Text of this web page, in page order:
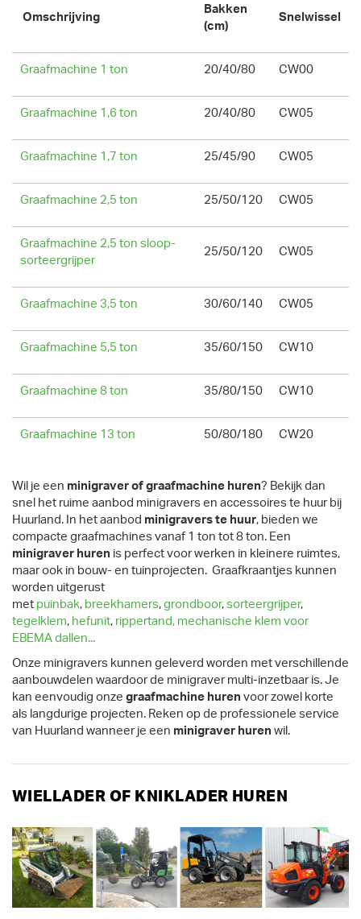
Omschrijving
Bakken
(cm)
Snelwissel
Graafmachine 1 ton 20/40/80 CW00
Graafmachine 1,6 ton 20/40/80 CW05
Graafmachine 1,7 ton 25/45/90 CW05
Graafmachine 2,5 ton 25/50/120 CW05
Graafmachine 2,5 ton sloop-
sorteergrijper
25/50/120 CW05
Graafmachine 3,5 ton 30/60/140 CW05
Graafmachine 5,5 ton 35/60/150 CW10
Graafmachine 8 ton 35/80/150 CW10
Graafmachine 13 ton 50/80/180 CW20
Wil je een minigraver of graafmachine huren? Bekijk dan
snel het ruime aanbod minigravers en accessoires te huur bij
Huurland. In het aanbod minigravers te huur, bieden we
compacte graafmachines vanaf 1 ton tot 8 ton. Een
minigraver huren is perfect voor werken in kleinere ruimtes,
maar ook in bouw- en tuinprojecten. Graafkraantjes kunnen
worden uitgerust
met puinbak, breekhamers, grondboor, sorteergrijper,
tegelklem, hefunit, rippertand, mechanische klem voor
EBEMA dallen...
Onze minigravers kunnen geleverd worden met verschillende
aanbouwdelen waardoor de minigraver multi-inzetbaar is. Je
kan eenvoudig onze graafmachine huren voor zowel korte
als langdurige projecten. Reken op de professionele service
van Huurland wanneer je een minigraver huren wil.
WIELLADER OF KNIKLADER HUREN